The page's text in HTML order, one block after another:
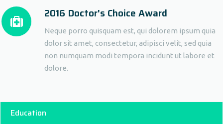
2016 Doctor's Choice Award
Neque porro quisquam est, qui dolorem ipsum quia
dolor sit amet, consectetur, adipisci velit, sed quia
non numquam modi tempora incidunt ut labore et
dolore.
Education